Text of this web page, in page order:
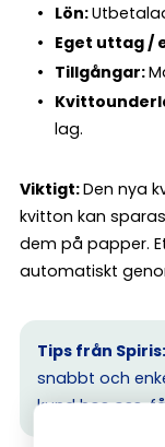
Lön:
Eget uttag /
Tillgångar:
lag.
Viktigt:Den nya
kvitton kan
dem på papper.
automatiskt
Tips från Spiris:
snabbt och
kund hos oss,